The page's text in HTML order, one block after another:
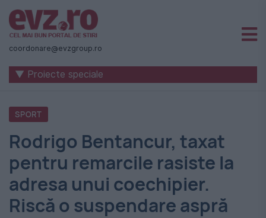
Știri
naționale
internaționale
România
-
Evenimentul
Zilei
coordonare@evzgroup.ro
▼ Proiecte speciale
SPORT
Rodrigo Bentancur, taxat
pentru remarcile rasiste la
adresa unui coechipier.
Riscă o suspendare aspră